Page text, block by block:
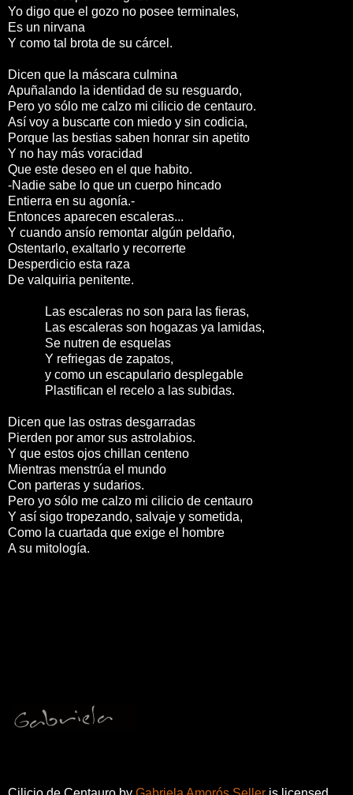
Yo digo que el gozo no posee terminales,
Es un nirvana
Y como tal brota de su cárcel.
Dicen que la máscara culmina
Apuñalando la identidad de su resguardo,
Pero yo sólo me calzo mi cilicio de centauro.
Así voy a buscarte con miedo y sin codicia,
Porque las bestias saben honrar sin apetito
Y no hay más voracidad
Que este deseo en el que habito.
-Nadie sabe lo que un cuerpo hincado
Entierra en su agonía.-
Entonces aparecen escaleras...
Y cuando ansío remontar algún peldaño,
Ostentarlo, exaltarlo y recorrerte
Desperdicio esta raza
De valquiria penitente.
Las escaleras no son para las fieras,
Las escaleras son hogazas ya lamidas,
Se nutren de esquelas
Y refriegas de zapatos,
y como un escapulario desplegable
Plastifican el recelo a las subidas.
Dicen que las ostras desgarradas
Pierden por amor sus astrolabios.
Y que estos ojos chillan centeno
Mientras menstrúa el mundo
Con parteras y sudarios.
Pero yo sólo me calzo mi cilicio de centauro
Y así sigo tropezando, salvaje y sometida,
Como la cuartada que exige el hombre
A su mitología.